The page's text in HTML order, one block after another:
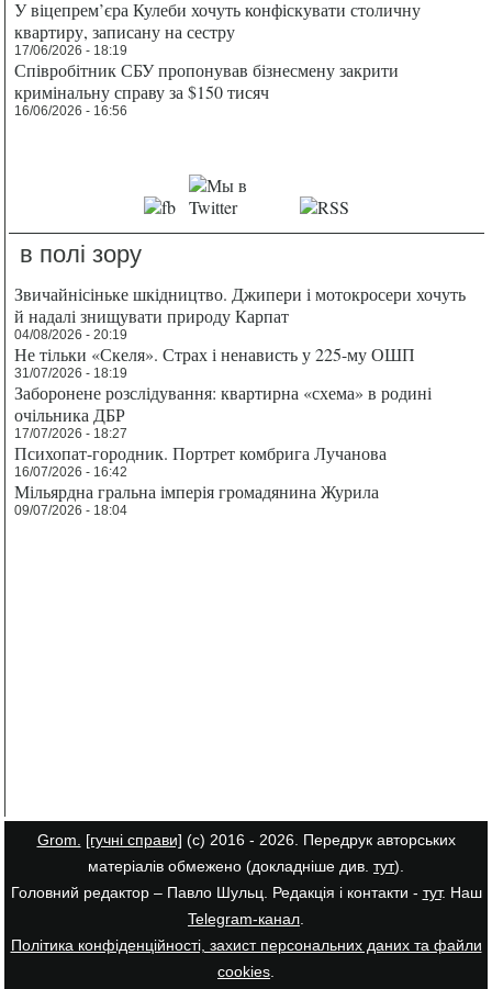
У віцепрем’єра Кулеби хочуть конфіскувати столичну
квартиру, записану на сестру
17/06/2026 - 18:19
Співробітник СБУ пропонував бізнесмену закрити
кримінальну справу за $150 тисяч
16/06/2026 - 16:56
в полі зору
Звичайнісіньке шкідництво. Джипери і мотокросери хочуть
й надалі знищувати природу Карпат
04/08/2026 - 20:19
Не тільки «Скеля». Страх і ненависть у 225-му ОШП
31/07/2026 - 18:19
Заборонене розслідування: квартирна «схема» в родині
очільника ДБР
17/07/2026 - 18:27
Психопат-городник. Портрет комбрига Лучанова
16/07/2026 - 16:42
Мільярдна гральна імперія громадянина Журила
09/07/2026 - 18:04
Grom. [гучні справи] (с) 2016 - 2026. Передрук авторських
матеріалів обмежено (докладніше див. тут).
Головний редактор – Павло Шульц. Редакція і контакти - тут. Наш
Telegram-канал
Політика конфіденційності, захист персональних даних та файли
cookies